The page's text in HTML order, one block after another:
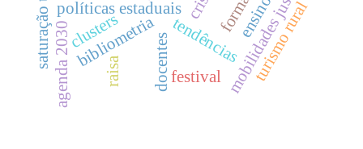
tendências
políticas estaduais
bibliometria
agenda 2030 mobilidades justas
docentes
raisa
clusters turismo rural
festival